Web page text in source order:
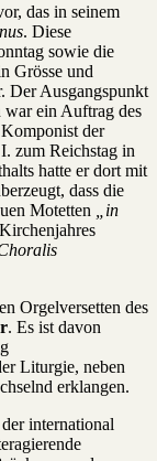
das in seinem
. Diese
sowie die
Grösse und
Der Ausgangspunkt
war ein Auftrag des
der
zum Reichstag in
hatte er dort mit
dass die
Motetten
„in
Orgelversetten des
. Es ist davon
Liturgie, neben
erklangen.
international